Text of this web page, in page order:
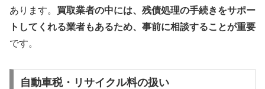
あります。 買取業者の中には、残債処理の手続きをサポー
トしてくれる業者もあるため、事前に相談することが重要
です。
自動車税・リサイクル料の扱い